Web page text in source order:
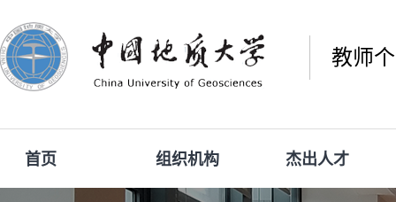
教师
首页 组织机构 杰出人才